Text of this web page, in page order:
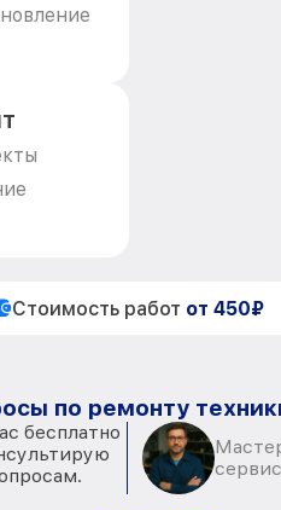
Стоимость работ от 450₽
по ремонту
бесплатно